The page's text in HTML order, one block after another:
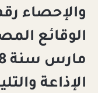
الإذاعة